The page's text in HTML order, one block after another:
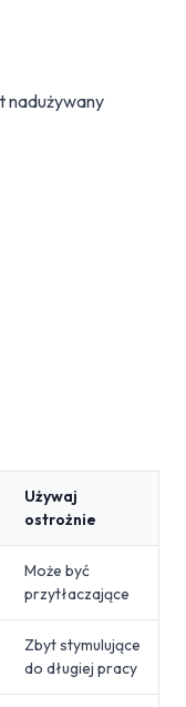
nadużywany
Używaj
ostrożnie
Może być
przytłaczające
Zbyt stymulujące
do długiej pracy